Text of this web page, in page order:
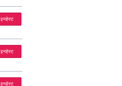
इन्व्हेस्ट
इन्व्हेस्ट
इन्व्हेस्ट